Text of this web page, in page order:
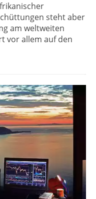
steht aber
am weltweiten
vor allem auf den